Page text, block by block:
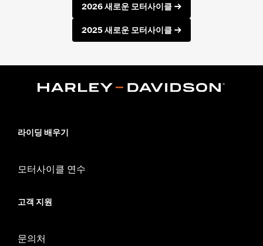
2026 새로운 모터사이클
2025 새로운 모터사이클
라이딩 배우기
모터사이클 연수
고객 지원
문의처